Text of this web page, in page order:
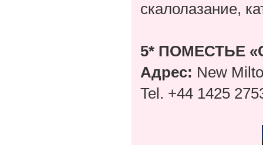
скалолазание,
5* ПОМЕСТЬЕ
Адрес: New
Tel. +44 1425